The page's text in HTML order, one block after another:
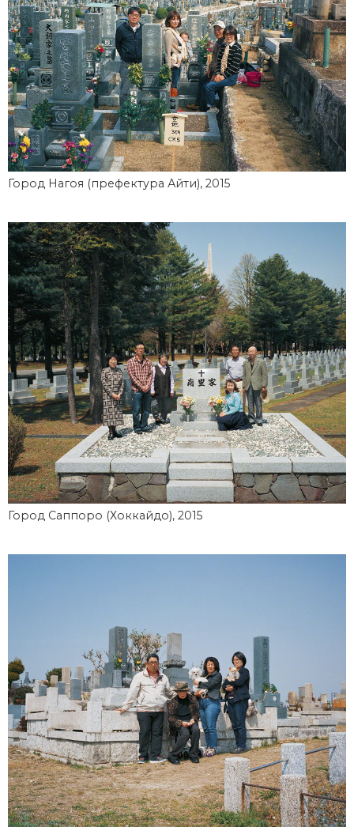
Город Нагоя (префектура Айти), 2015
Город Саппоро (Хоккайдо), 2015